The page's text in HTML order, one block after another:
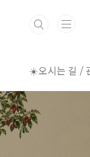
☀️오시는 길 /